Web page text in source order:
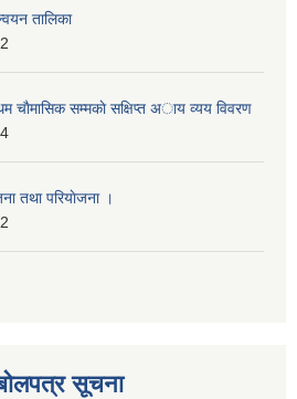
तालिका
चाैमासिक सम्मकाे सक्षिप्त अाय व्यय विवरण
तथा परियाेजना ।
सूचना